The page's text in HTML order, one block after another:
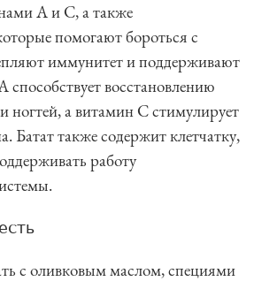
A и C, а также
помогают бороться с
иммунитет и поддерживают
способствует восстановлению
ногтей, а витамин C стимулирует
Батат также содержит клетчатку,
работу
с оливковым маслом, специями